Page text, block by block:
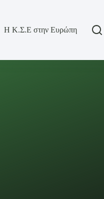
Η Κ.Σ.Ε στην Ευρώπη